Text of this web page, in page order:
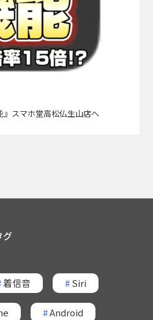
スマホ堂高松仏生山店へ
グ
着信音 #Siri
#Android